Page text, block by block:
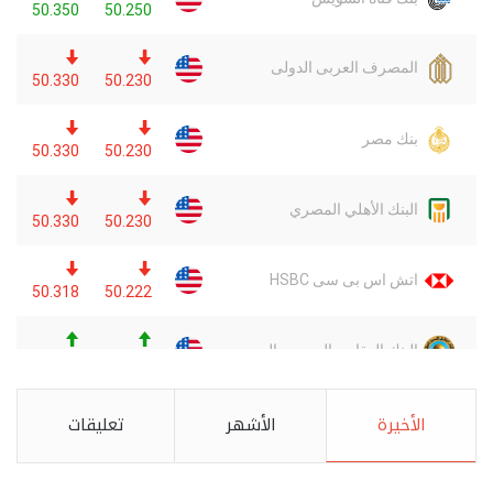
الأخيرة الأشهر تعليقات